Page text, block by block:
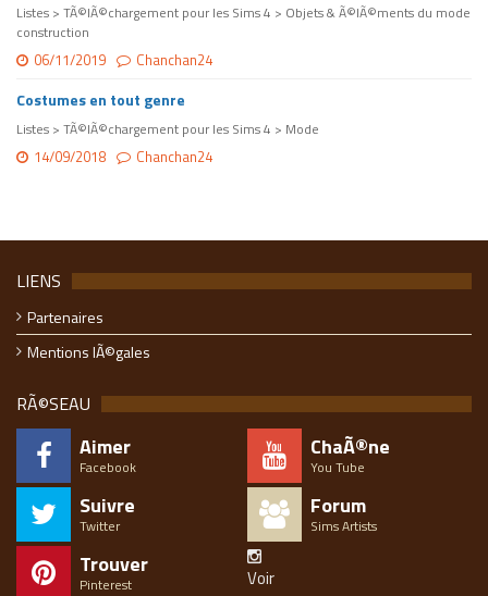
Listes > TÃ©lÃ©chargement pour les Sims 4 > Objets & Ã©lÃ©ments du mode
construction
06/11/2019 Chanchan24
Costumes en tout genre
Listes > TÃ©lÃ©chargement pour les Sims 4 > Mode
14/09/2018 Chanchan24
LIENS
Partenaires
Mentions lÃ©gales
RÃ©SEAU
Aimer
Facebook
ChaÃ®ne
You Tube
Suivre
Twitter
Forum
Sims Artists
Trouver
Pinterest
Voir